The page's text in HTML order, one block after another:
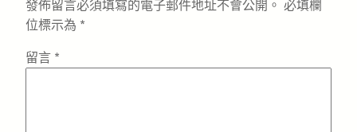
發佈留言必須填寫的電子郵件地址不會公開。 必填欄
位標示為 *
留言 *